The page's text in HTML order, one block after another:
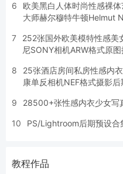
6
欧美黑白人体时尚性感裸
大师赫尔穆特牛顿Helmut
7
252张国外欧美模特性感美
尼SONY相机ARW格式原
8
25张酒店房间私房性感内
康单反相机NEF格式摄影
9 28500+张性感内衣少女写
10 PS/Lightroom后期预设合
教程作品